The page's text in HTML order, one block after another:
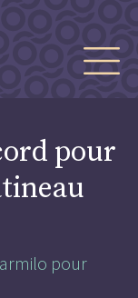
pour
pour